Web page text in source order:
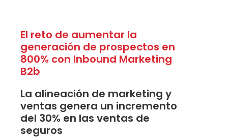
El reto de aumentar la
generación de prospectos en
800% con Inbound Marketing
B2b
La alineación de marketing y
ventas genera un incremento
del 30% en las ventas de
seguros